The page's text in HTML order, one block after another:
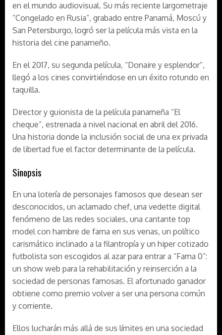
en el mundo audiovisual. Su más reciente largometraje
“Congelado en Rusia”, grabado entre Panamá, Moscú y
San Petersburgo, logró ser la película más vista en la
historia del cine panameño.
En el 2017, su segunda película, “Donaire y esplendor”,
llegó a los cines convirtiéndose en un éxito rotundo en
taquilla.
Director y guionista de la película panameña “El
cheque”, estrenada a nivel nacional en abril del 2016.
Una historia donde la inclusión social de una ex privada
de libertad fue el factor determinante de la película.
Sinopsis
En una lotería de personajes famosos que desean ser
desconocidos, un aclamado chef, una vedette digital
fenómeno de las redes sociales, una cantante top
model con hambre de fama en sus venas, un político
carismático inclinado a la filantropía y un hiper cotizado
futbolista son escogidos al azar para entrar a “Fama 0”:
un show web para la rehabilitación y reinserción a la
sociedad de personas famosas. El afortunado ganador
obtiene como premio volver a ser una persona común
y corriente.
Ellos lucharán más allá de sus límites en una sociedad